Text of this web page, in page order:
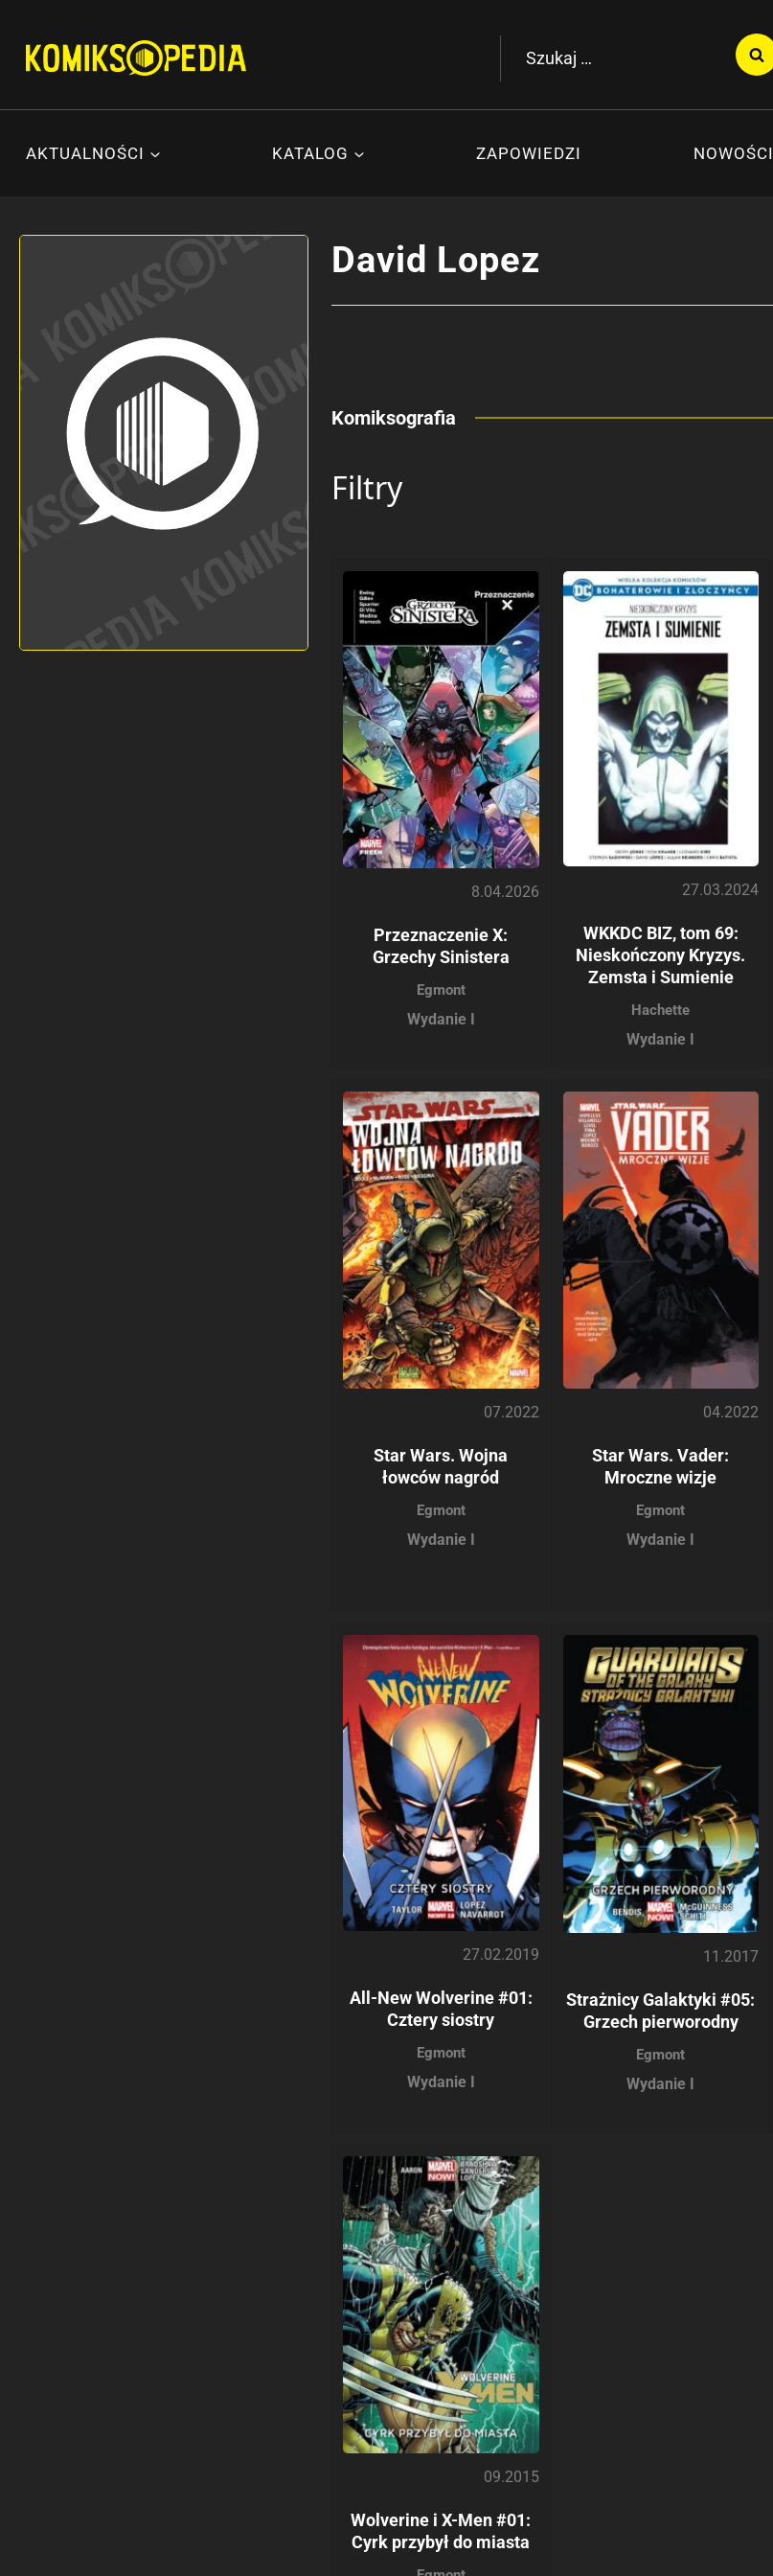
treści
Szukaj:
AKTUALNOŚCI KATALOG ZAPOWIEDZI NOWOŚCI
David Lopez
Komiksografia
Filtry
8.04.2026
Przeznaczenie X:
Grzechy Sinistera
Egmont
Wydanie I
27.03.2024
WKKDC BIZ, tom 69:
Nieskończony Kryzys.
Zemsta i Sumienie
Hachette
Wydanie I
07.2022
Star Wars. Wojna
łowców nagród
Egmont
Wydanie I
04.2022
Star Wars. Vader:
Mroczne wizje
Egmont
Wydanie I
27.02.2019
All-New Wolverine #01:
Cztery siostry
Egmont
Wydanie I
11.2017
Strażnicy Galaktyki #05:
Grzech pierworodny
Egmont
Wydanie I
09.2015
Wolverine i X-Men #01:
Cyrk przybył do miasta